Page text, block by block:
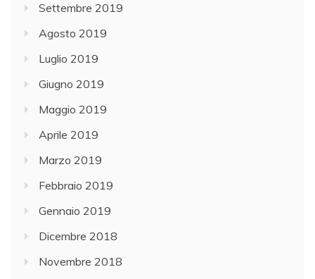
Settembre 2019
Agosto 2019
Luglio 2019
Giugno 2019
Maggio 2019
Aprile 2019
Marzo 2019
Febbraio 2019
Gennaio 2019
Dicembre 2018
Novembre 2018